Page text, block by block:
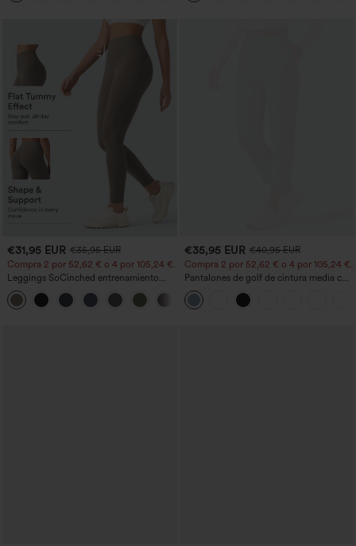
€31,95 EUR €35,95 EUR
Compra 2 por 52,62 € o 4 por 105,24 €.
Leggings SoCinched entrenamiento
moldeador abdomen bolsillo lateral tiro
alto
+16
€35,95 EUR €40,95 EUR
Compra 2 por 52,62 € o 4 por 105,24 €.
Pantalones de golf de cintura media con
cordón, dobladillo curvo, secado rápido,
de corte cónico y con bolsillos - UPF40+